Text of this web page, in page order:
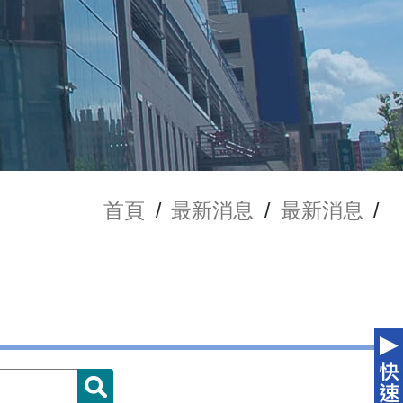
首頁 / 最新消息 / 最新消息 /